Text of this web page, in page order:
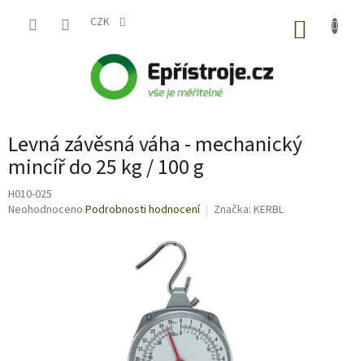
CZK
Levná závěsná váha - mechanický
mincíř do 25 kg / 100 g
H010-025
Průměrné
Neohodnoceno Podrobnosti hodnocení Značka: KERBL